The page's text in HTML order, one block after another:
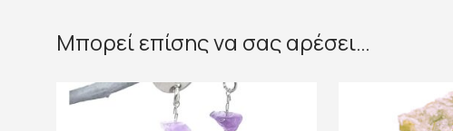
Μπορεί επίσης να σας αρέσει…